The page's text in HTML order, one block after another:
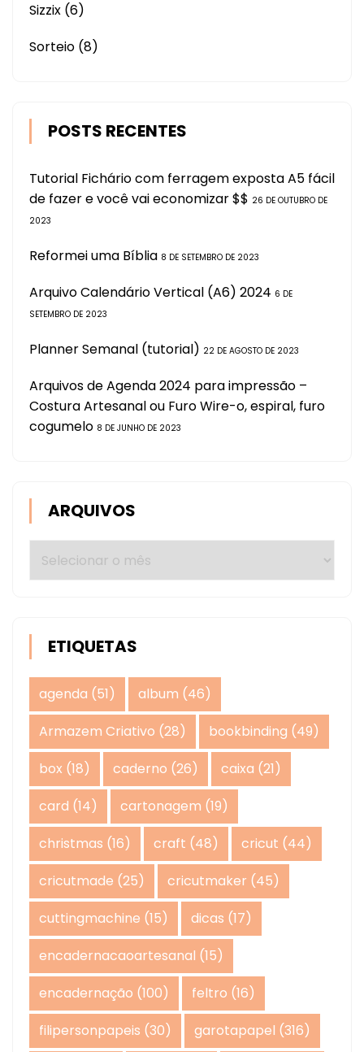
Sizzix (6)
Sorteio (8)
POSTS RECENTES
Tutorial Fichário com ferragem exposta A5 fácil
de fazer e você vai economizar $$ 26 DE OUTUBRO DE
2023
Reformei uma Bíblia 8 DE SETEMBRO DE 2023
Arquivo Calendário Vertical (A6) 2024 6 DE
SETEMBRO DE 2023
Planner Semanal (tutorial) 22 DE AGOSTO DE 2023
Arquivos de Agenda 2024 para impressão –
Costura Artesanal ou Furo Wire-o, espiral, furo
cogumelo 8 DE JUNHO DE 2023
ARQUIVOS
Arquivos
ETIQUETAS
agenda (51) album (46)
Armazem Criativo (28) bookbinding (49)
box (18) caderno (26) caixa (21)
card (14) cartonagem (19)
christmas (16) craft (48) cricut (44)
cricutmade (25) cricutmaker (45)
cuttingmachine (15) dicas (17)
encadernacaoartesanal (15)
encadernação (100) feltro (16)
filipersonpapeis (30) garotapapel (316)